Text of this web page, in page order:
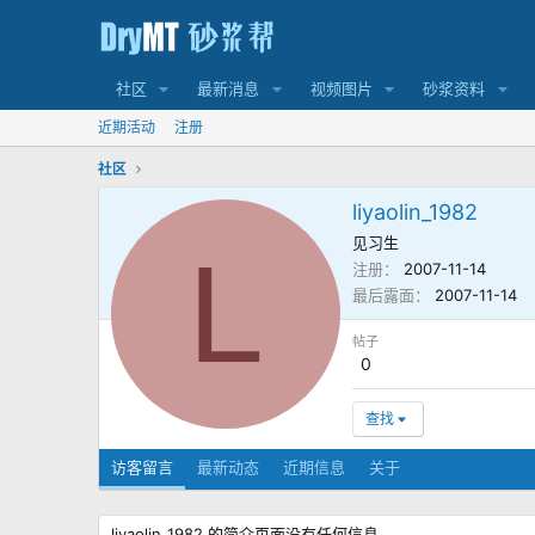
社区 最新消息 视频图片 砂浆资料
近期活动 注册
社区
L
liyaolin_1982
见习生
注册
2007-11-14
最后露面
2007-11-14
帖子
0
查找
访客留言 最新动态 近期信息 关于